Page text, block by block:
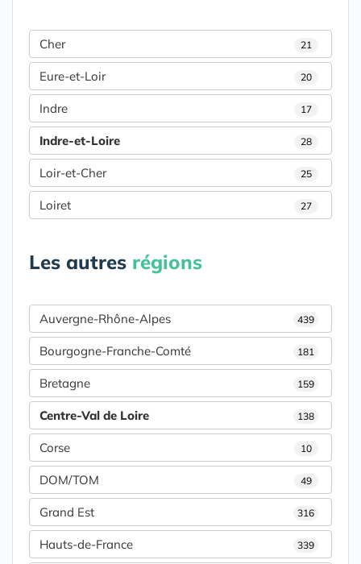
Cher 21
Eure-et-Loir 20
Indre 17
Indre-et-Loire 28
Loir-et-Cher 25
Loiret 27
Les autres régions
Auvergne-Rhône-Alpes 439
Bourgogne-Franche-Comté 181
Bretagne 159
Centre-Val de Loire 138
Corse 10
DOM/TOM 49
Grand Est 316
Hauts-de-France 339